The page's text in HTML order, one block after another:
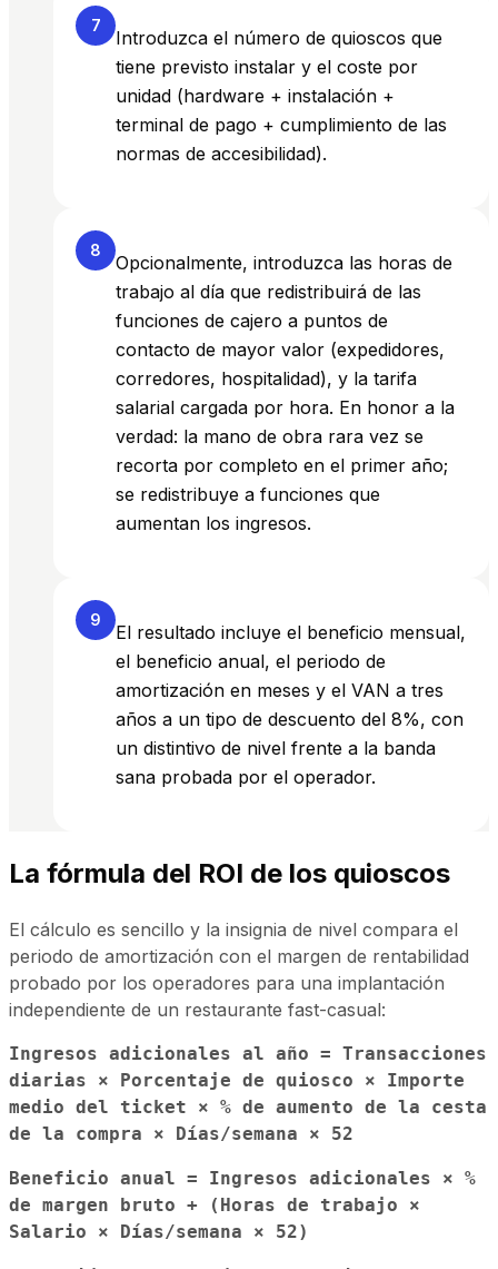
7
Introduzca el número de quioscos que
tiene previsto instalar y el coste por
unidad (hardware + instalación +
terminal de pago + cumplimiento de las
normas de accesibilidad).
8
Opcionalmente, introduzca las horas de
trabajo al día que redistribuirá de las
funciones de cajero a puntos de
contacto de mayor valor (expedidores,
corredores, hospitalidad), y la tarifa
salarial cargada por hora. En honor a la
verdad: la mano de obra rara vez se
recorta por completo en el primer año;
se redistribuye a funciones que
aumentan los ingresos.
9
El resultado incluye el beneficio mensual,
el beneficio anual, el periodo de
amortización en meses y el VAN a tres
años a un tipo de descuento del 8%, con
un distintivo de nivel frente a la banda
sana probada por el operador.
La fórmula del ROI de los quioscos
El cálculo es sencillo y la insignia de nivel compara el
periodo de amortización con el margen de rentabilidad
probado por los operadores para una implantación
independiente de un restaurante fast-casual:
Ingresos adicionales al año = Transacciones
diarias × Porcentaje de quiosco × Importe
medio del ticket × % de aumento de la cesta
de la compra × Días/semana × 52
Beneficio anual = Ingresos adicionales × %
de margen bruto + (Horas de trabajo ×
Salario × Días/semana × 52)